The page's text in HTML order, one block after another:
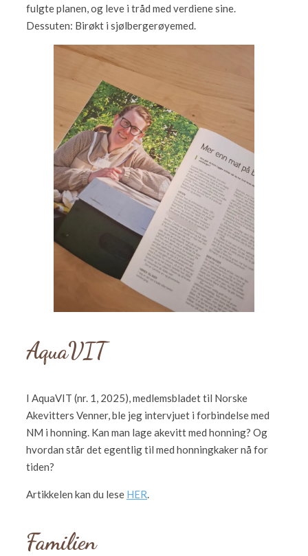
fulgte planen, og leve i tråd med verdiene sine.
Dessuten: Birøkt i sjølbergerøyemed.
AquaVIT
I AquaVIT (nr. 1, 2025), medlemsbladet til Norske
Akevitters Venner, ble jeg intervjuet i forbindelse med
NM i honning. Kan man lage akevitt med honning? Og
hvordan står det egentlig til med honningkaker nå for
tiden?
Artikkelen kan du lese HER.
Familien